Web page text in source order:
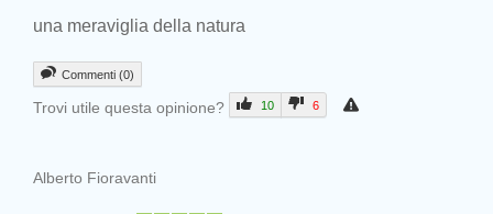
una meraviglia della natura
Commenti (0)
Trovi utile questa opinione? 10 6
Alberto Fioravanti